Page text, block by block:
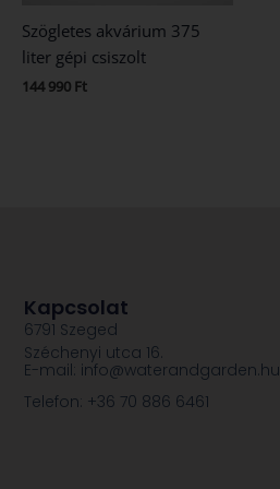
Szögletes akvárium 375
liter gépi csiszolt
144 990 Ft
Kapcsolat
6791 Szeged
Széchenyi utca 16.
E-mail: info@waterandgarden.hu
Telefon: +36 70 886 6461